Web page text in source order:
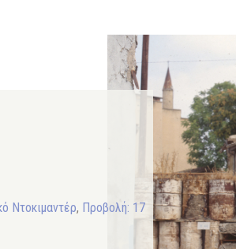
Ντοκιμαντέρ, Προβολή: 17